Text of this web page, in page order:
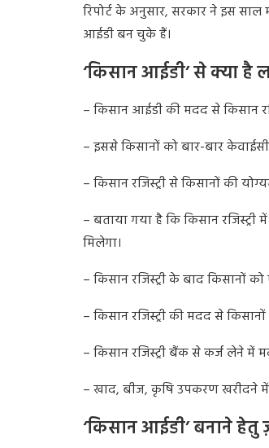
रिपोर्ट के अनुसार, सरकार ने इस
आईडी बन चुके हैं।
‘किसान आईडी’ से क्या है
– किसान आईडी की मदद से किसान
– इससे किसानों को बार-बार
– किसान रजिस्ट्री से किसानों की
– बताया गया है कि किसान
मिलेगा।
– किसान रजिस्ट्री के बाद किसानों
– किसान रजिस्ट्री की मदद से
– किसान रजिस्ट्री बैंक से कर्ज लेने में
– खाद, बीज, कृषि उपकरण खरीदने में
‘किसान आईडी’ बनाने हेतु